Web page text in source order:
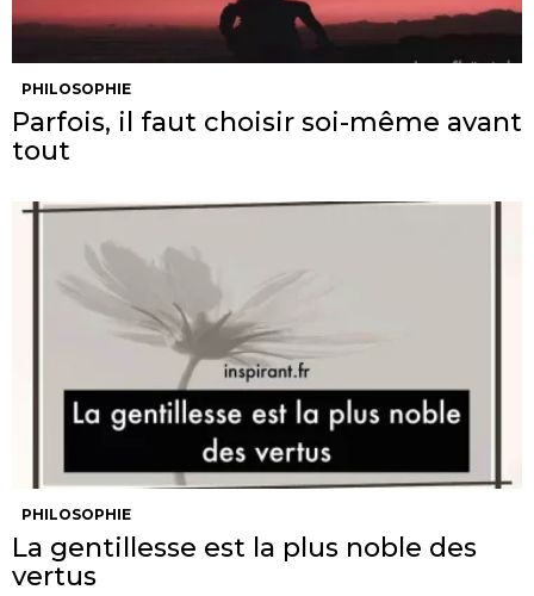
PHILOSOPHIE
Parfois, il faut choisir soi-même avant
tout
PHILOSOPHIE
La gentillesse est la plus noble des
vertus